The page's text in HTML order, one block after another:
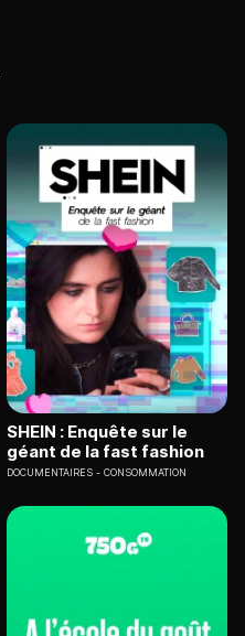
SHEIN : Enquête sur le
géant de la fast fashion
DOCUMENTAIRES CONSOMMATION